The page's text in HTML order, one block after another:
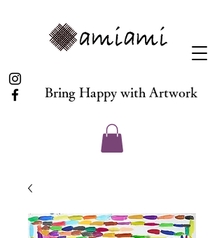
Bring Happy with Artwork